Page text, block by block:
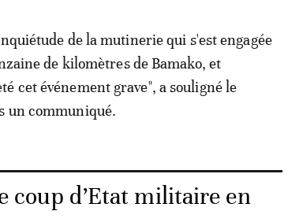
de la mutinerie qui s'est engagée
de kilomètres de Bamako, et
cet événement grave", a souligné le
un communiqué.
coup d’Etat militaire en